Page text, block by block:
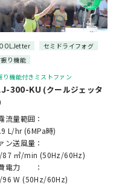
セミドライフォグ
り機能
り機能付きミストファン
300-KU (クールジェッタ
流量範囲：
L/hr (6MPa時)
ン送風量：
87 ㎥/min (50Hz/60Hz)
電力 ：
W (50Hz/60Hz)